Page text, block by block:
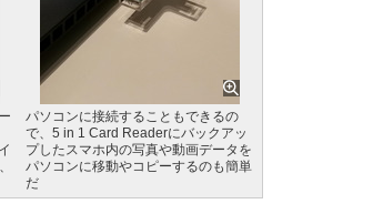
パソコンに接続することもできるの
で、5 in 1 Card Readerにバックアッ
プしたスマホ内の写真や動画データを
パソコンに移動やコピーするのも簡単
だ